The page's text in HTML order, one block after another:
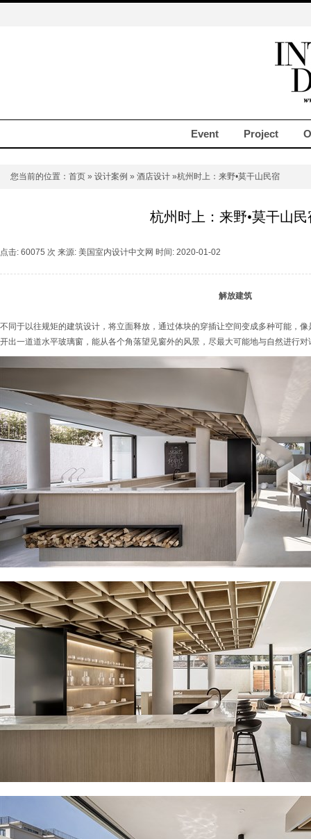
Event Project
您当前的位置： 首页 » 设计案例 » 酒店设计 »杭州时上：来野•莫干山民宿
杭州时上：来野•莫干山民
点击: 60075 次 来源: 美国室内设计中文网 时间: 2020-01-02
解放建筑
不同于以往规矩的建筑设计，将立面释放，通过体块的穿插让空间变成多种可能，
开出一道道水平玻璃窗，能从各个角落望见窗外的风景，尽最大可能地与自然进行对